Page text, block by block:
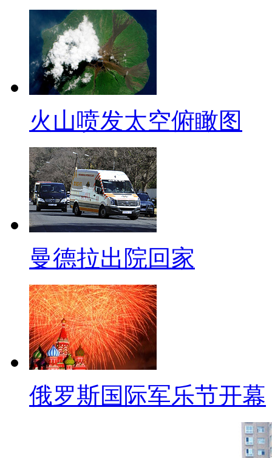
大学四年青春。
【同期】南京大学 大一新生
进入大学心情既期待又有一
希望能加入一些社团，然后能
待那样精彩。
小标题：父亲不愿女儿上大
【口播】我们看到，来自五
望收获知识、技能和友谊。我
们讲的父母反对孩子上大学这
问：上大学究竟能给我们带来
网友观点。
【微博+口播】梦醒时转弯了
学里学不到一点有用的东西，
专治各种不服：读大学练就
[page title= subtitle=]
彭嘉男：知识不是用金钱衡
火山喷发太空俯瞰图
曼德拉出院回家
俄罗斯国际军乐节开幕